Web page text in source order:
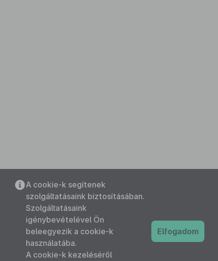
A cookie-k segítenek
szolgáltatásaink biztosításában.
Szolgáltatásaink
igénybevételével Ön
beleegyezik a cookie-k
használatába.
A cookie-k kezeléséről
Elfogadom